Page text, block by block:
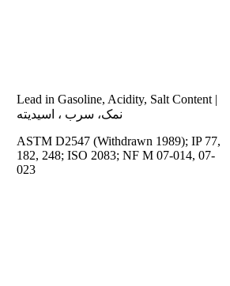
Lead in Gasoline, Acidity, Salt Content |
نمک، سرب ، اسیدیته
ASTM D2547 (Withdrawn 1989); IP 77,
182, 248; ISO 2083; NF M 07-014, 07-
023